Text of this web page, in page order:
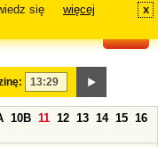
się
więcej x
10B 11 12 13 14 15 16